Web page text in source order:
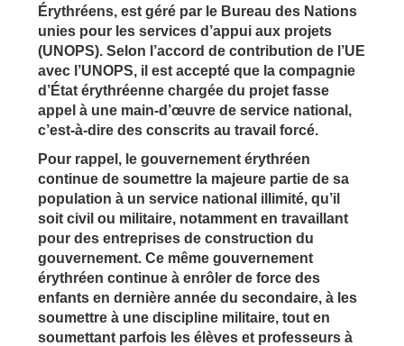
Érythréens, est géré par le Bureau des Nations
unies pour les services d’appui aux projets
(UNOPS). Selon l’accord de contribution de l’UE
avec l’UNOPS, il est accepté que la compagnie
d’État érythréenne chargée du projet fasse
appel à une main-d’œuvre de service national,
c’est-à-dire des conscrits au travail forcé.
Pour rappel, le gouvernement érythréen
continue de soumettre la majeure partie de sa
population à un service national illimité, qu’il
soit civil ou militaire, notamment en travaillant
pour des entreprises de construction du
gouvernement. Ce même gouvernement
érythréen continue à enrôler de force des
enfants en dernière année du secondaire, à les
soumettre à une discipline militaire, tout en
soumettant parfois les élèves et professeurs à